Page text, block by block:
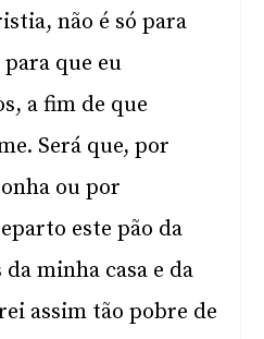
não é só para
que eu
a fim de que
Será que, por
ou por
este pão da
minha casa e da
assim tão pobre de